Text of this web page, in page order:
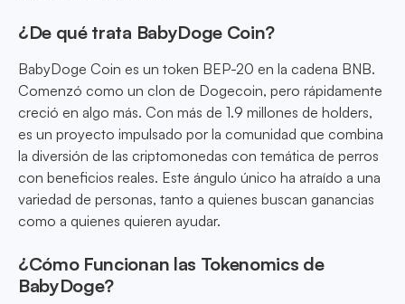
¿De qué trata BabyDoge Coin?
BabyDoge Coin es un token BEP-20 en la cadena BNB.
Comenzó como un clon de Dogecoin, pero rápidamente
creció en algo más. Con más de 1.9 millones de holders,
es un proyecto impulsado por la comunidad que combina
la diversión de las criptomonedas con temática de perros
con beneficios reales. Este ángulo único ha atraído a una
variedad de personas, tanto a quienes buscan ganancias
como a quienes quieren ayudar.
¿Cómo Funcionan las Tokenomics de
BabyDoge?